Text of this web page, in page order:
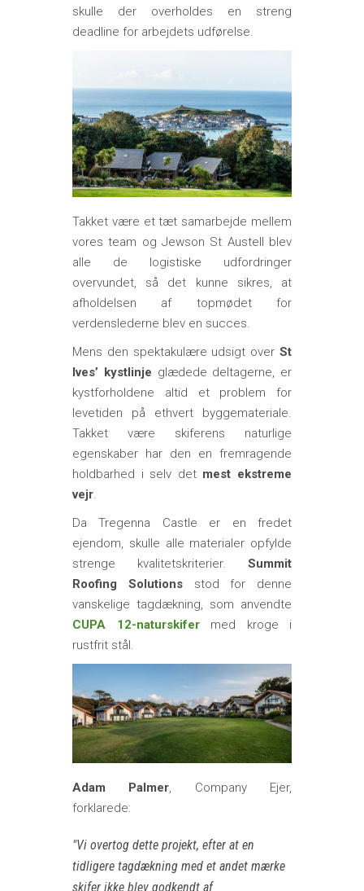
skulle der overholdes en streng
deadline for arbejdets udførelse.
Takket være et tæt samarbejde mellem
vores team og Jewson St Austell blev
alle de logistiske udfordringer
overvundet, så det kunne sikres, at
afholdelsen af topmødet for
verdenslederne blev en succes.
Mens den spektakulære udsigt over St
Ives’ kystlinje glædede deltagerne, er
kystforholdene altid et problem for
levetiden på ethvert byggemateriale.
Takket være skiferens naturlige
egenskaber har den en fremragende
holdbarhed i selv det mest ekstreme
vejr.
Da Tregenna Castle er en fredet
ejendom, skulle alle materialer opfylde
strenge kvalitetskriterier. Summit
Roofing Solutionsstod for denne
vanskelige tagdækning, som anvendte
CUPA 12-naturskifermed kroge i
rustfrit stål.
Adam Palmer , Company Ejer,
forklarede:
Vi overtog dette projekt, efter at en
tidligere tagdækning med et andet mærke
skifer ikke blev godkendt af